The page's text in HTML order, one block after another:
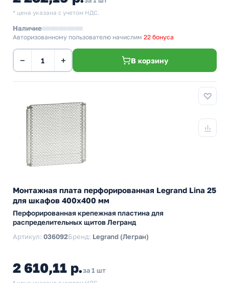
* цена указана с учетом НДС.
Наличие
Авторизованному пользователю начислим 22 бонуса
− + В корзину
Монтажная плата перфорированная Legrand Lina 25
для шкафов 400х400 мм
Перфорированная крепежная пластина для
распределительных щитов Легранд
Артикул: 036092Бренд: Legrand (Легран)
2 610,11 р.за 1 шт